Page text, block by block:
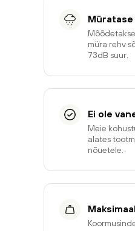
Müratase
müra rehv
73dB suur.
Ei ole
Meie
alates
nõuetele.